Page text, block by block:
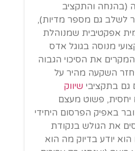
(בהנחה והתקציב
גם מספר מדיות),
אפקטיבית שמנוהלת
מנוסה בגוגל אדס
את הסיכוי הגבוה
השקעה מהיר על
בתקציבי שיווק
יחסית, פשוט מעצם
באפיק הפרסום היחידי
את הגולש בנקודת
יודע בדיוק מה הוא